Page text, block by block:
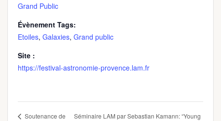
Grand Public
Évènement Tags:
Etoiles, Galaxies, Grand public
Site :
https://festival-astronomie-provence.lam.fr
Soutenance de
Séminaire LAM par Sebastian Kamann: “Young